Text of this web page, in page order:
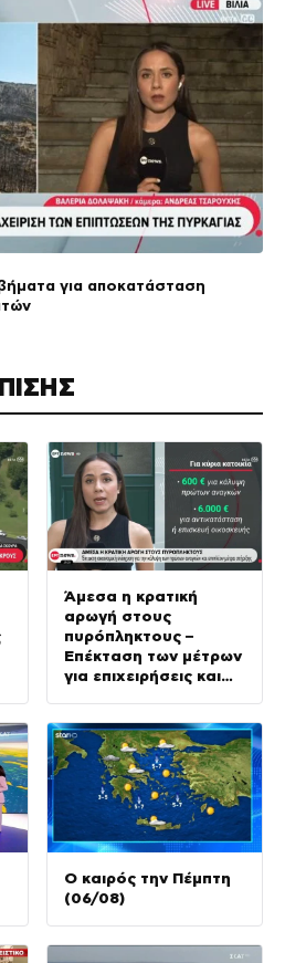
για αποκατάσταση
Άμεσα η κρατική
αρωγή στους
πυρόπληκτους –
Επέκταση των μέτρων
για επιχειρήσεις και
Ο καιρός την Πέμπτη
(06/08)